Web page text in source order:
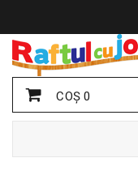
COŞ0